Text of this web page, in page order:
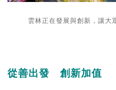
雲林正在發展與創新，讓大
從善出發 創新加值